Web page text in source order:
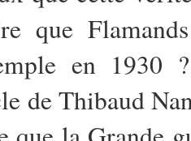
que
en 1930
de Thibaud